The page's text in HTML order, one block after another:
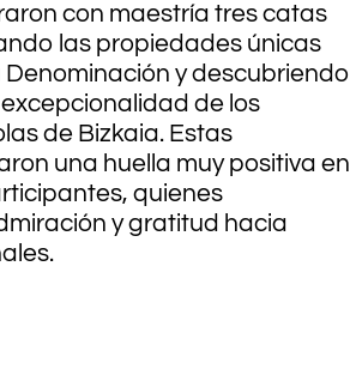
con maestría tres catas
las propiedades únicas
Denominación y descubriendo
de los
de Bizkaia. Estas
una huella muy positiva en
quienes
y gratitud hacia